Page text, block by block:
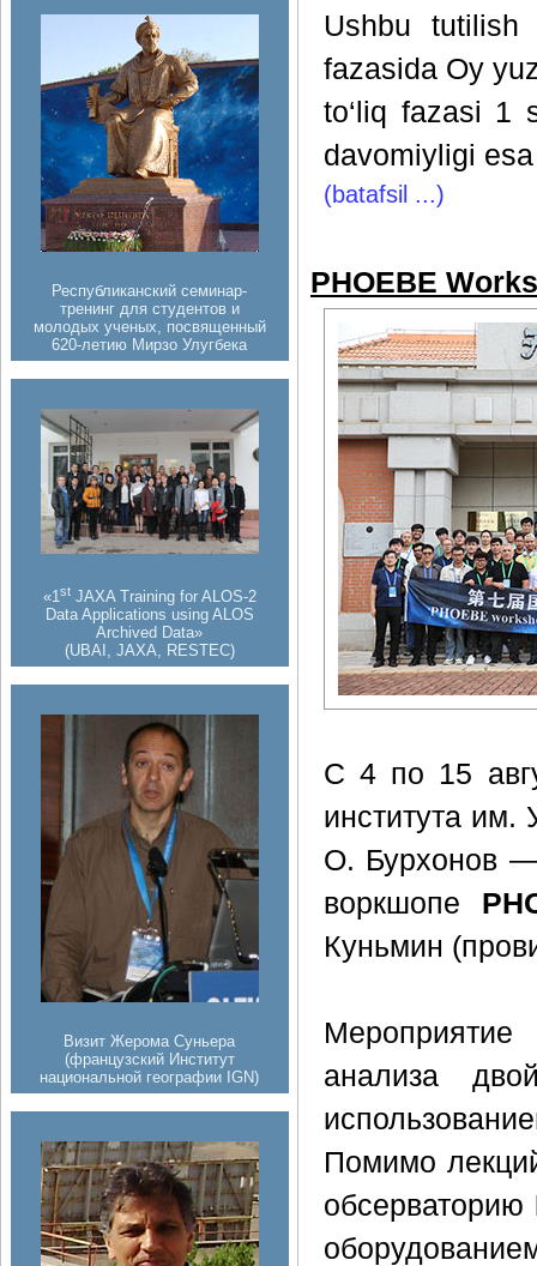
Республиканский семинар-
тренинг для студентов и
молодых ученых, посвященный
620-летию Мирзо Улугбека
«1stJAXA Training for ALOS-2
Data Applications using ALOS
Archived Data»
(UBAI, JAXA, RESTEC)
Визит Жерома Суньера
(французский Институт
национальной географии IGN)
Ushbu tutilish
fazasida Oy
to‘liq fazasi 1
davomiyligi
(batafsil ...)
PHOEBE
С 4 по 15
института
О. Бурхонов
воркшопе
Куньмин
анализа
Помимо
обсерваторию